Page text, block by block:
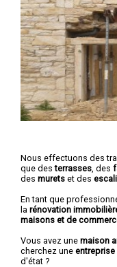
Nous effectuons des
que desterrasses , des
des murets et des
En tant que
la rénovation
maisons et de
Vous avez une maison
cherchez une
d'état ?